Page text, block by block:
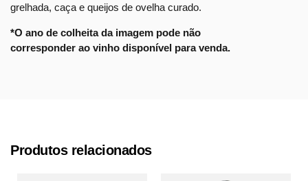
grelhada, caça e queijos de ovelha curado.
*O ano de colheita da imagem pode não
corresponder ao vinho disponível para venda.
Produtos relacionados